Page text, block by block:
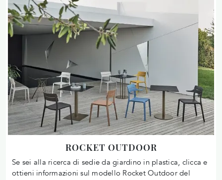
ROCKET OUTDOOR
Se sei alla ricerca di sedie da giardino in plastica, clicca e
ottieni informazioni sul modello Rocket Outdoor del